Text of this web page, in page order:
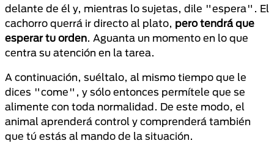
delante de él y, mientras lo sujetas, dile "espera". El
cachorro querrá ir directo al plato, pero tendrá que
esperar tu orden. Aguanta un momento en lo que
centra su atención en la tarea.
A continuación, suéltalo, al mismo tiempo que le
dices "come", y sólo entonces permítele que se
alimente con toda normalidad. De este modo, el
animal aprenderá control y comprenderá también
que tú estás al mando de la situación.